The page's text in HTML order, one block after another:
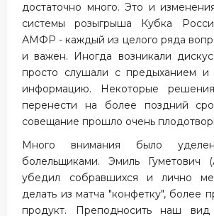
достаточно много. Это и
системы розыгрыша Кубка
АМФР - каждый из целого ряда
и важен. Иногда возникали
просто слушали с предыханием и
информацию. Некоторые
перенести на более поздний
совещание прошло очень
Много внимания было
болельщиками. Эмиль Гуметович
убедил собравшихся и лично
делать из матча "конфетку", более
продукт. Преподносить наш